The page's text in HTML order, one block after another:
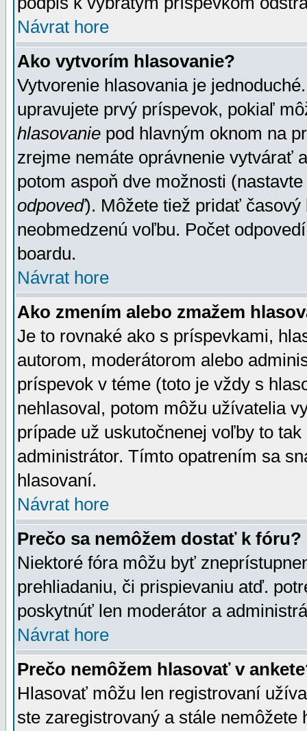
Návrat hore
Ako vytvorím hlasovanie?
Vytvorenie hlasovania je
upravujete prvý príspevok, pokiaľ
hlasovanie pod hlavným oknom na
zrejme nemáte oprávnenie vytvárať
potom aspoň dve možnosti
odpoveď). Môžete tiež pridať
neobmedzenú voľbu. Počet
boardu.
Návrat hore
Ako zmením alebo zmažem
Je to rovnaké ako s príspevkami,
autorom, moderátorom alebo
príspevok v téme (toto je vždy s
nehlasoval, potom môžu užívatelia
prípade už uskutočnenej voľby to
administrátor. Tímto opatrením sa
hlasovaní.
Návrat hore
Prečo sa nemôžem dostať k fóru?
Niektoré fóra môžu byť
prehliadaniu, či prispievaniu atď.
poskytnúť len moderátor a
Návrat hore
Prečo nemôžem hlasovať v
Hlasovať môžu len registrovaní
ste zaregistrovaný a stále